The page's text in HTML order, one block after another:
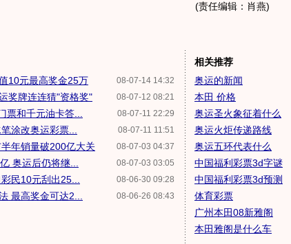
(责任编辑：肖燕)
08-07-14 14:32
10元最高奖金25万
08-07-12 08:21
奖牌连连猜"资格奖"
08-07-11 22:29
票和千元油卡答...
08-07-11 11:51
涂改奥运彩票...
08-07-03 04:37
年销量破200亿大关
08-07-03 03:05
奥运后仍将继...
08-06-30 09:28
民10元刮出25...
08-06-26 08:43
最高奖金可达2...
相关推荐
奥运的新闻
本田 价格
奥运圣火象征着什么
奥运火炬传递路线
奥运五环代表什么
中国福利彩票3d字谜
中国福利彩票3d预测
体育彩票
广州本田08新雅阁
本田雅阁是什么车